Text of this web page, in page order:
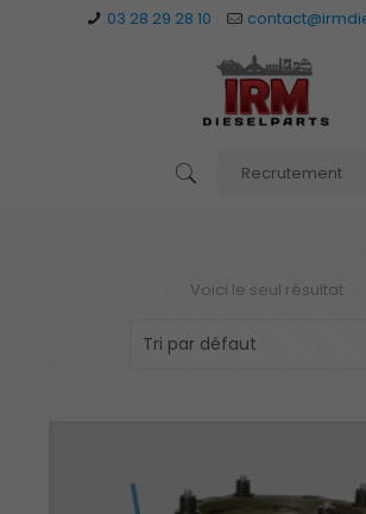
03 28 29 28 10
Recrutement
Voici le seul résultat